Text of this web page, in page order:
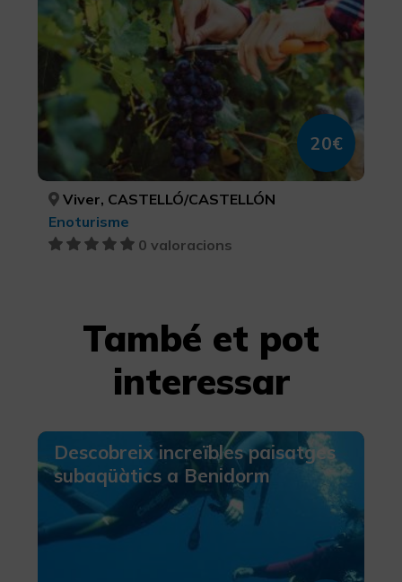
20€
Viver, CASTELLÓ/CASTELLÓN
Enoturisme
0 valoracions
També et pot
interessar
Descobreix increïbles paisatges
subaqüàtics a Benidorm